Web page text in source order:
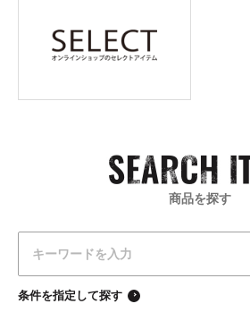
商品を探す
条件を指定して探す